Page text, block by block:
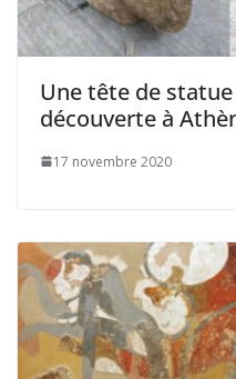
Une tête de
découverte à
17 novembre 2020